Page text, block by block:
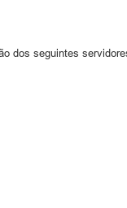
dos seguintes